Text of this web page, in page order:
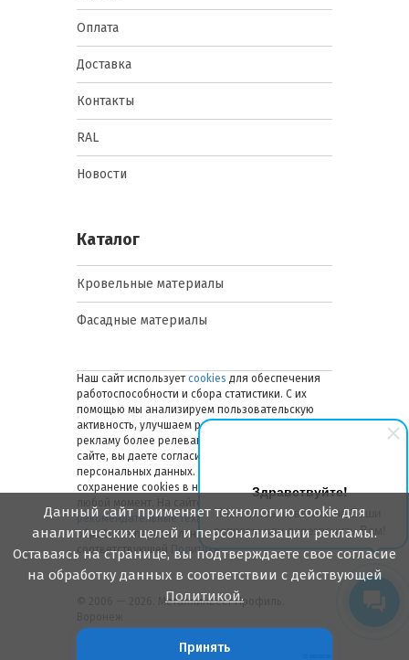
Здравствуйте!
Мы готовы ответить на Ваши
вопросы или перезвонить Вам!
Оплата
Доставка
Контакты
RAL
Новости
Каталог
Кровельные материалы
Фасадные материалы
Наш сайт использует cookies для обеспечения
работоспособности и сбора статистики. С их
помощью мы анализируем пользовательскую
активность, улучшаем работу сайта и делаем
рекламу более релевантной. Оставаясь на
сайте, вы даете согласие на обработку ваших
персональных данных. Вы можете отключить
сохранение cookies в настройках браузера в
любой момент. На сайте также применяются
рекомендательные технологии. Подробнее об
обработке персональных данных — в
соответствующей
Политике.
© 2006 — 2026. Металлинвест Профиль.
Данный сайт применяет технологию cookie для
аналитических целей и персонализации рекламы.
Оставаясь на странице, вы подтверждаете свое согласие
на обработку данных в соответствии с действующей
Политикой.
Принять